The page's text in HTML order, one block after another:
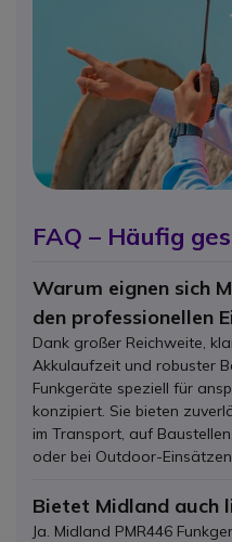
FAQ – Häufig
Warum eignen sich
den professionellen
Dank großer Reichweite,
Akkulaufzeit und robuster
Funkgeräte speziell für
konzipiert. Sie bieten
im Transport, auf
oder bei Outdoor-Einsätzen.
Bietet Midland auch
Ja. Midland PMR446